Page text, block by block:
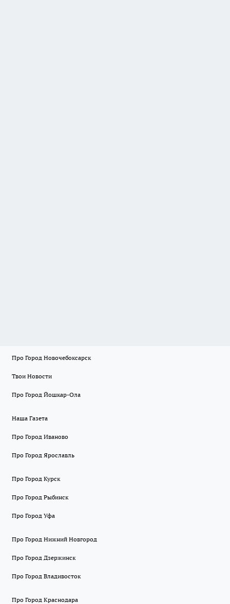
Про Город Новочебоксарск
Твои Новости
Про Город Йошкар-Ола
Наша Газета
Про Город Иваново
Про Город Ярославль
Про Город Курск
Про Город Рыбинск
Про Город Уфа
Про Город Нижний Новгород
Про Город Дзержинск
Про Город Владивосток
Про Город Краснодара